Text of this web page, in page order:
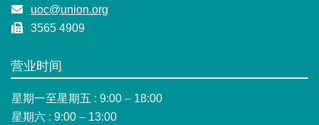
uoc@union.org
3565 4909
营业时间
星期一至星期五 : 9:00 – 18:00
星期六 : 9:00 – 13:00